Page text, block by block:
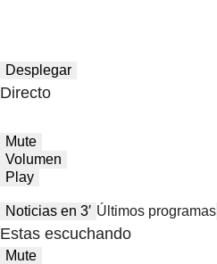
Desplegar
Directo
Mute
Volumen
Play
Noticias en 3′ Últimos programas
Estas escuchando
Mute